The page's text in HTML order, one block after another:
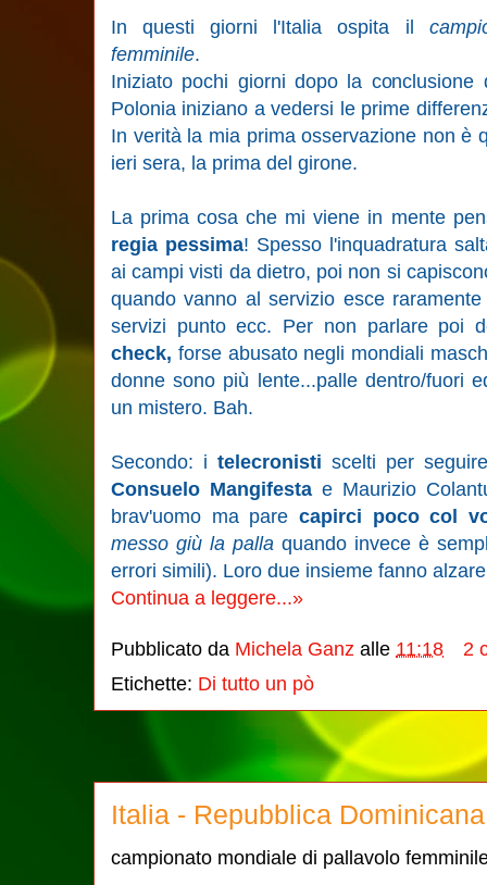
In questi giorni l'Italia ospita il
femminile.
Iniziato pochi giorni dopo la
Polonia iniziano a vedersi le prime
In verità la mia prima osservazione non è
ieri sera, la prima del girone.
La prima cosa che mi viene in mente
regia pessima! Spesso l'inquadratura
ai campi visti da dietro, poi non si
quando vanno al servizio esce
servizi punto ecc. Per non parlare poi
check, forse abusato negli mondiali
donne sono più lente...palle dentro/fuori
un mistero. Bah.
Secondo: i telecronisti scelti per
Consuelo Mangifesta e Maurizio
brav'uomo ma pare capirci poco col
messo giù la palla quando invece è
errori simili). Loro due insieme fanno
Continua a leggere...»
Pubblicato da Michela Ganz alle 11:18
2
Etichette: Di tutto un pò
Italia - Repubblica
campionato mondiale di pallavolo